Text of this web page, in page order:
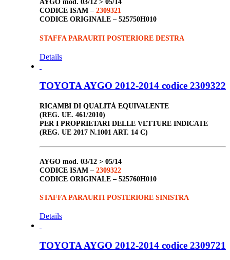
AYGO mod. 03/12 > 05/14
CODICE ISAM – 2309321
CODICE ORIGINALE – 525750H010
STAFFA PARAURTI POSTERIORE DESTRA
Details
TOYOTA AYGO 2012-2014 codice 2309322
RICAMBI DI QUALITÀ EQUIVALENTE
(REG. UE. 461/2010)
PER I PROPRIETARI DELLE VETTURE INDICATE
(REG. UE 2017 N.1001 ART. 14 C)
AYGO mod. 03/12 > 05/14
CODICE ISAM – 2309322
CODICE ORIGINALE – 525760H010
STAFFA PARAURTI POSTERIORE SINISTRA
Details
TOYOTA AYGO 2012-2014 codice 2309721